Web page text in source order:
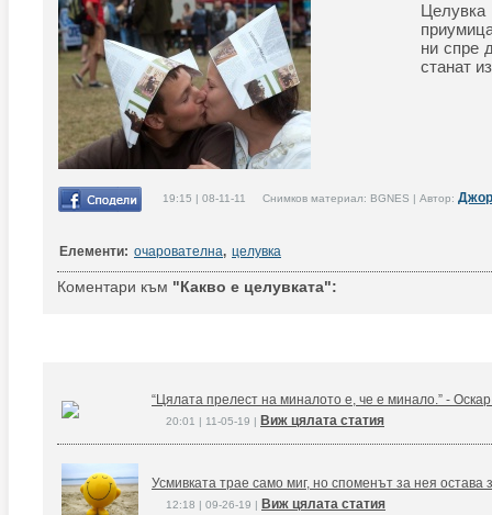
ни спре
станат
19:15 | 08-11-11 Снимков материал: BGNES | Автор:
Елементи: очарователна, целувка
Коментари към "Какво е целувката":
“Цялата прелест на миналото е, че е минало.” -
20:01 | 11-05-19 | Виж цялата статия
Усмивката трае само миг, но споменът за нея остава
12:18 | 09-26-19 | Виж цялата статия